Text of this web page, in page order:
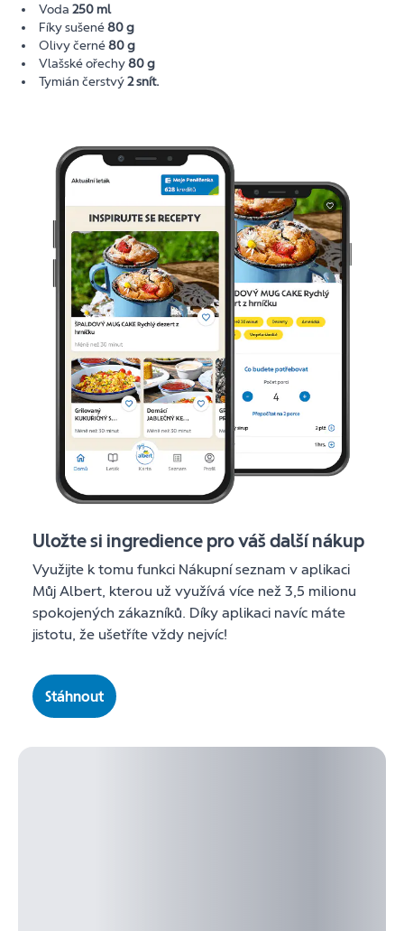
Voda 250 ml
Fíky sušené80 g
Olivy černé80 g
Vlašské ořechy80 g
Tymián čerstvý2 snít.
Uložte si ingredience pro váš další nákup
Využijte k tomu funkci Nákupní seznam v aplikaci
Můj Albert, kterou už využívá více než 3,5 milionu
spokojených zákazníků. Díky aplikaci navíc máte
jistotu, že ušetříte vždy nejvíc!
Stáhnout